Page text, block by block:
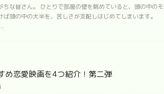
ちな皆さん。 ひとりで部屋の壁を眺めていると、頭の中のモ
ば頭の中の大半を、苦しさが支配しはじめてしまいます。
め恋愛映画を4つ紹介！第二弾